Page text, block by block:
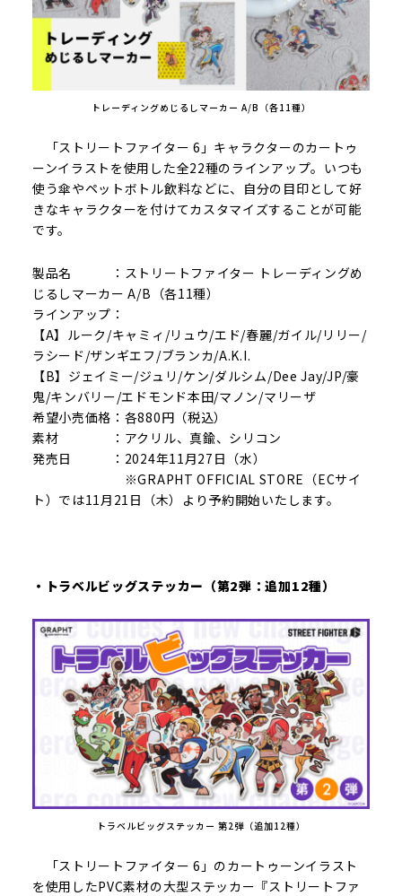
トレーディングめじるしマーカー A/B（各11種）
「ストリートファイター 6」キャラクターのカートゥ
ーンイラストを使用した全22種のラインアップ。いつも
使う傘やペットボトル飲料などに、自分の目印として好
きなキャラクターを付けてカスタマイズすることが可能
です。
製品名 ：ストリートファイター トレーディングめ
じるしマーカー A/B（各11種）
ラインアップ：
【A】ルーク/キャミィ/リュウ/エド/春麗/ガイル/リリー/
ラシード/ザンギエフ/ブランカ/A.K.I.
【B】ジェイミー/ジュリ/ケン/ダルシム/Dee Jay/JP/豪
鬼/キンバリー/エドモンド本田/マノン/マリーザ
希望小売価格：各880円（税込）
素材 ：アクリル、真鍮、シリコン
発売日 ：2024年11月27日（水）
※GRAPHT OFFICIAL STORE（ECサイ
ト）では11月21日（木）より予約開始いたします。
・トラベルビッグステッカー（第2弾：追加12種）
トラベルビッグステッカー 第2弾（追加12種）
「ストリートファイター 6」のカートゥーンイラスト
を使用したPVC素材の大型ステッカー『ストリートファ